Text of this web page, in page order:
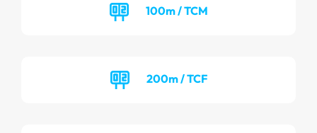
100m / TCM
200m / TCF